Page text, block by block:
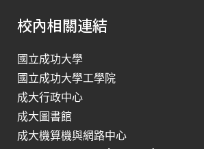
校內相關連結
國立成功大學
國立成功大學工學院
成大行政中心
成大圖書館
成大機算機與網路中心